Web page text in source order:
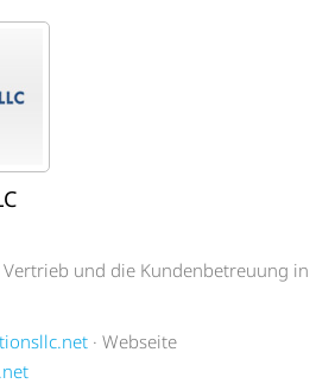
und die Kundenbetreuung in
· Webseite